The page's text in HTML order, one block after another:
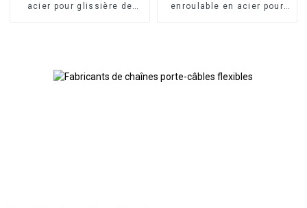
acier pour glissière de
enroulable en acier pour